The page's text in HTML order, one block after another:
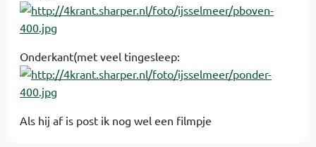
Onderkant(met veel tingesleep:
Als hij af is post ik nog wel een filmpje